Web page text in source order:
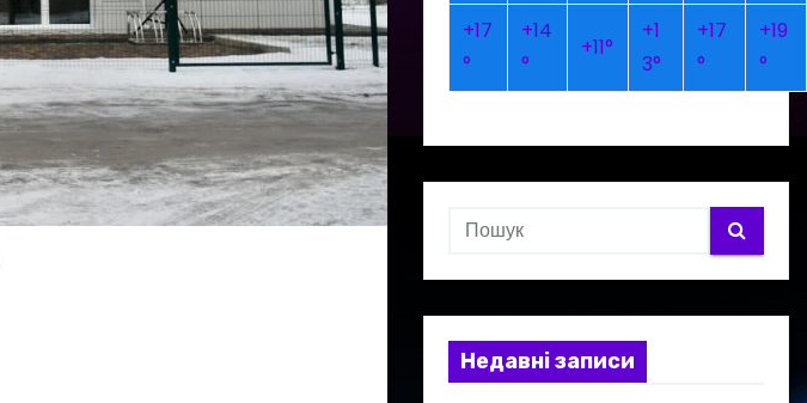
+17
°
+14
°
+11°
+1
3°
+17
°
+19
°
Недавні записи